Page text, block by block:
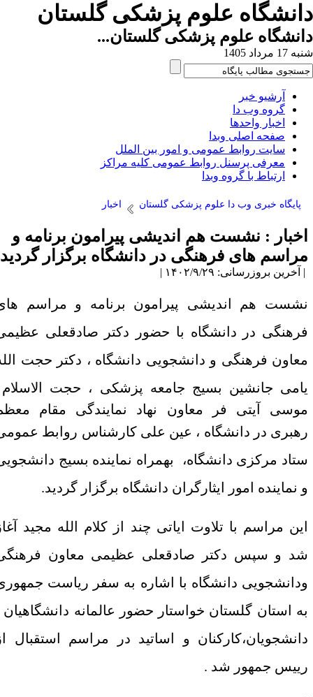
علوم پزشکی گلستان
علوم پزشکی گلستان...
مرداد 1405
آرشیو خبر
گروه وب دا
اخبار واحدها
صفحه اصلی وبدا
سایت روابط عمومی و امور بین الملل
معرفی پرسنل روابط عمومی کلیه مراکز
ارتباط با گروه وبدا
پایگاه خبری وب دا علوم پزشکی گلستان اخبار
: نشست هم اندیشی پیرامون برنامه و
های فرهنگی در دانشگاه برگزار گردید
بروزرسانی: ۱۴۰۲/۹/۲۹ |
هم اندیشی پیرامون برنامه و مراسم های
در دانشگاه با حضور دکتر صادقعلی عظیمی
فرهنگی و دانشجویی دانشگاه ، دکتر حجت الله
جانشین بسیج جامعه پزشکی ،حجت الاسلام
آیتی فر معاون نهاد نمایندگی مقام معظم
در دانشگاه، عین علی کارشناس روابط عمومی
مرکزی دانشگاه، بهمراه نماینده بسیج دانشجویی
نماینده امور ایثارگران دانشگاه برگزار گردید.
مراسم با تلاوت ایاتی چند از کلام الله مجید آغاز
و سپس دکتر صادقعلی عظیمی معاون فرهنگی
دانشگاه با اشاره به سفر ریاست جمهوری
استان گلستان خواستار حضور عالمانه دانشگاهیان ،
و اساتید در مراسم استقبال از
جمهور شد .